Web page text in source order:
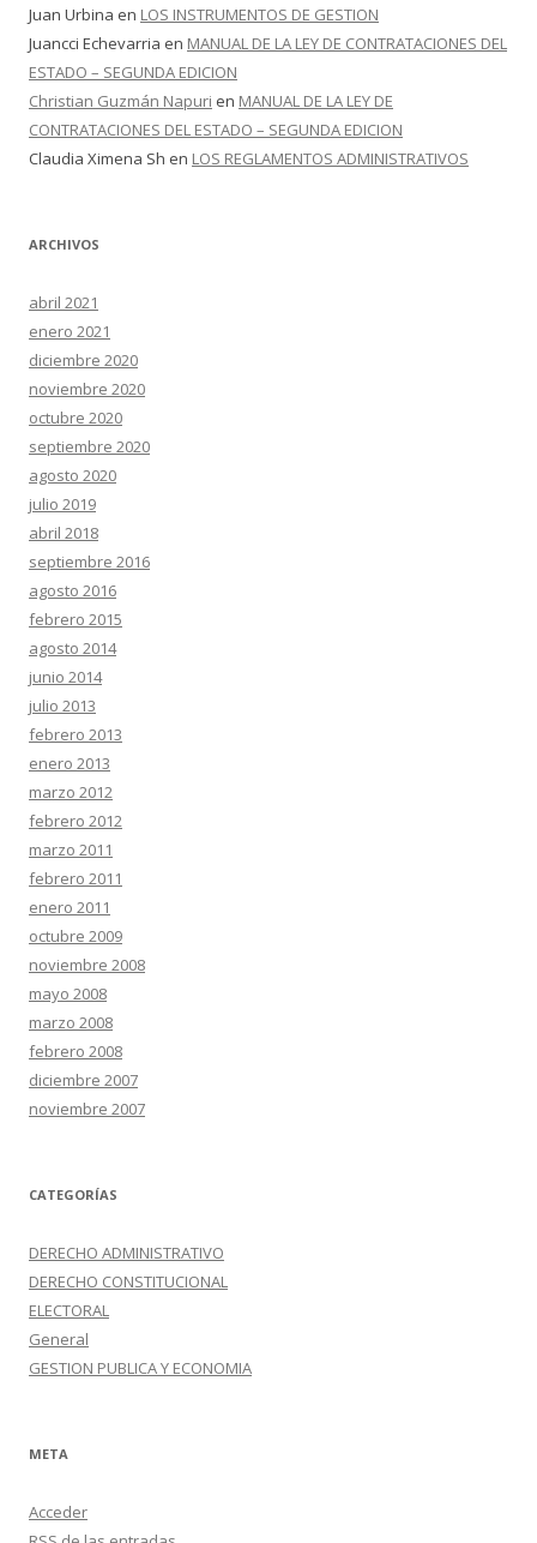
Juan Urbina en LOS INSTRUMENTOS DE GESTION
Juancci Echevarria en MANUAL DE LA LEY DE CONTRATACIONES DEL
ESTADO – SEGUNDA EDICION
Christian Guzmán Napuri en MANUAL DE LA LEY DE
CONTRATACIONES DEL ESTADO – SEGUNDA EDICION
Claudia Ximena Sh en LOS REGLAMENTOS ADMINISTRATIVOS
ARCHIVOS
abril 2021
enero 2021
diciembre 2020
noviembre 2020
octubre 2020
septiembre 2020
agosto 2020
julio 2019
abril 2018
septiembre 2016
agosto 2016
febrero 2015
agosto 2014
junio 2014
julio 2013
febrero 2013
enero 2013
marzo 2012
febrero 2012
marzo 2011
febrero 2011
enero 2011
octubre 2009
noviembre 2008
mayo 2008
marzo 2008
febrero 2008
diciembre 2007
noviembre 2007
CATEGORÍAS
DERECHO ADMINISTRATIVO
DERECHO CONSTITUCIONAL
ELECTORAL
General
GESTION PUBLICA Y ECONOMIA
META
Acceder